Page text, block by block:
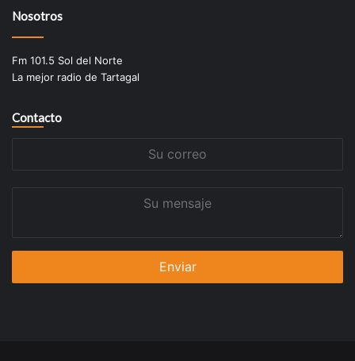
Nosotros
Fm 101.5 Sol del Norte
La mejor radio de Tartagal
Contacto